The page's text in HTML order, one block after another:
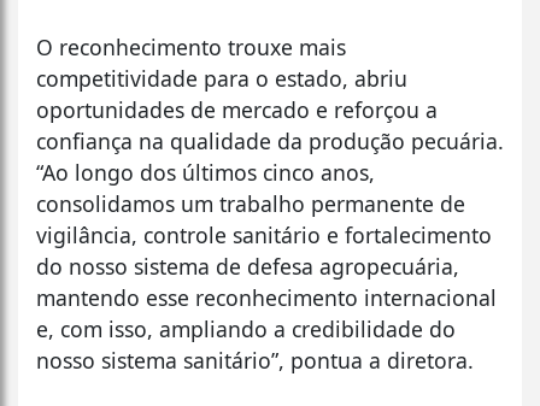
O reconhecimento trouxe mais
competitividade para o estado, abriu
oportunidades de mercado e reforçou a
confiança na qualidade da produção pecuária.
“Ao longo dos últimos cinco anos,
consolidamos um trabalho permanente de
vigilância, controle sanitário e fortalecimento
do nosso sistema de defesa agropecuária,
mantendo esse reconhecimento internacional
e, com isso, ampliando a credibilidade do
nosso sistema sanitário”, pontua a diretora.